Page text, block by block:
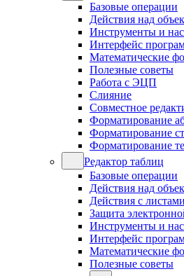
Базовые операции
Действия над
Инструменты и
Интерфейс
Математические
Полезные советы
Работа с ЭЦП
Слияние
Совместное
Форматирование
Форматирование
Форматирование
Редактор таблиц
Базовые операции
Действия над
Действия с листами
Защита
Инструменты и
Интерфейс
Математические
Полезные советы